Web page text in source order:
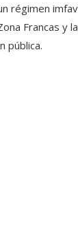
régimen
Francas y
pública.